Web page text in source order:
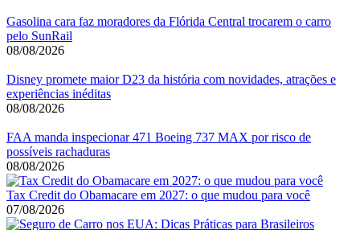
Gasolina cara faz moradores da Flórida Central trocarem o carro
pelo SunRail
08/08/2026
Disney promete maior D23 da história com novidades, atrações e
experiências inéditas
08/08/2026
FAA manda inspecionar 471 Boeing 737 MAX por risco de
possíveis rachaduras
08/08/2026
Tax Credit do Obamacare em 2027: o que mudou para você
07/08/2026